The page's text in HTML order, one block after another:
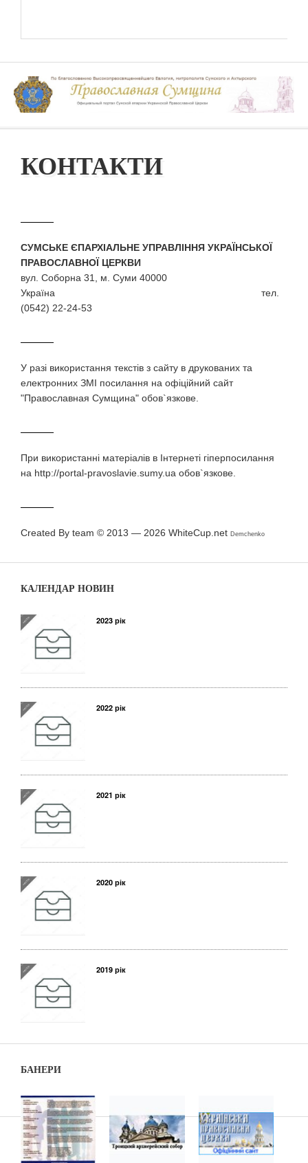
КОНТАКТИ
СУМСЬКЕ ЄПАРХІАЛЬНЕ УПРАВЛІННЯ УКРАЇНСЬКОЇ
ПРАВОСЛАВНОЇ ЦЕРКВИ
вул. Соборна 31, м. Суми 40000
Україна тел.
(0542) 22-24-53
У разi використання текстiв з сайту в друкованих та
електронних ЗМI посилання на офіційний сайт
"Православная Сумщина" обов`язкове.
При використаннi матерiалiв в Iнтернетi гiперпосилання
на http://portal-pravoslavie.sumy.ua обов`язкове.
Created By team © 2013 — 2026 WhiteCup.net Demchenko
КАЛЕНДАР НОВИН
2023 рік
2022 рік
2021 рік
2020 рік
2019 рік
БАНЕРИ